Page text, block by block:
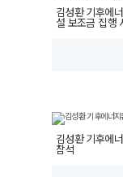
김성환 기후에
설 보조금 집행
김성환 기후에
참석